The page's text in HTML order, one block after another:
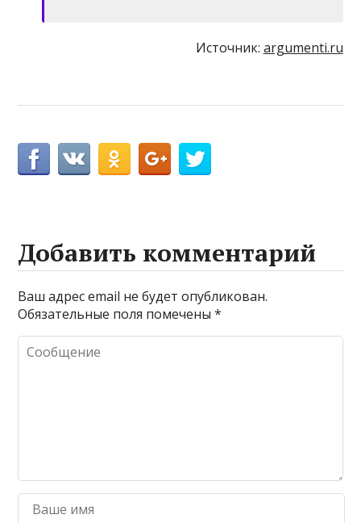
Источник: argumenti.ru
Добавить комментарий
Ваш адрес email не будет опубликован.
Обязательные поля помечены*